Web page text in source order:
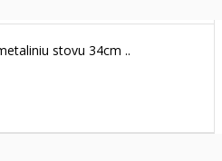
stovu 34cm ..